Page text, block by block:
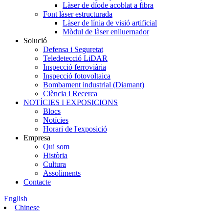
Làser de díode acoblat a fibra
Font làser estructurada
Làser de línia de visió artificial
Mòdul de làser enlluernador
Solució
Defensa i Seguretat
Teledetecció LiDAR
Inspecció ferroviària
Inspecció fotovoltaica
Bombament industrial (Diamant)
Ciència i Recerca
NOTÍCIES I EXPOSICIONS
Blocs
Notícies
Horari de l'exposició
Empresa
Qui som
Història
Cultura
Assoliments
Contacte
English
Chinese